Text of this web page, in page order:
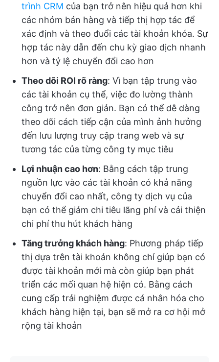
trình CRM của bạn trở nên hiệu quả hơn khi
các nhóm bán hàng và tiếp thị hợp tác để
xác định và theo đuổi các tài khoản khóa. Sự
hợp tác này dẫn đến chu kỳ giao dịch nhanh
hơn và tỷ lệ chuyển đổi cao hơn
Theo dõi ROI rõ ràng: Vì bạn tập trung vào
các tài khoản cụ thể, việc đo lường thành
công trở nên đơn giản. Bạn có thể dễ dàng
theo dõi cách tiếp cận của mình ảnh hưởng
đến lưu lượng truy cập trang web và sự
tương tác của từng công ty mục tiêu
Lợi nhuận cao hơn: Bằng cách tập trung
nguồn lực vào các tài khoản có khả năng
chuyển đổi cao nhất, công ty dịch vụ của
bạn có thể giảm chi tiêu lãng phí và cải thiện
chi phí thu hút khách hàng
Tăng trưởng khách hàng: Phương pháp tiếp
thị dựa trên tài khoản không chỉ giúp bạn có
được tài khoản mới mà còn giúp bạn phát
triển các mối quan hệ hiện có. Bằng cách
cung cấp trải nghiệm được cá nhân hóa cho
khách hàng hiện tại, bạn sẽ mở ra cơ hội mở
rộng tài khoản